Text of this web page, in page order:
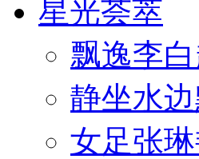
星光荟萃
飘逸李
静坐水
女足张